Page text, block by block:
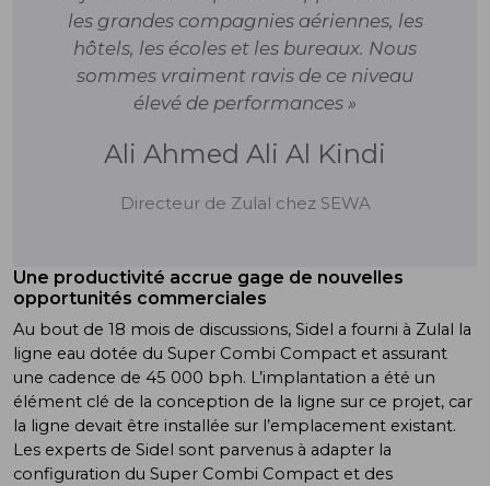
les grandes compagnies aériennes, les
hôtels, les écoles et les bureaux. Nous
sommes vraiment ravis de ce niveau
élevé de performances »
Ali Ahmed Ali Al Kindi
Directeur de Zulal chez SEWA
Une productivité accrue gage de nouvelles
opportunités commerciales
Au bout de 18 mois de discussions, Sidel a fourni à Zulal la
ligne eau dotée du Super Combi Compact et assurant
une cadence de 45 000 bph. L’implantation a été un
élément clé de la conception de la ligne sur ce projet, car
la ligne devait être installée sur l’emplacement existant.
Les experts de Sidel sont parvenus à adapter la
configuration du Super Combi Compact et des